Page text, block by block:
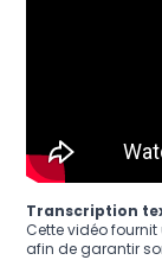
Transcription
Cette vidéo
afin de garantir